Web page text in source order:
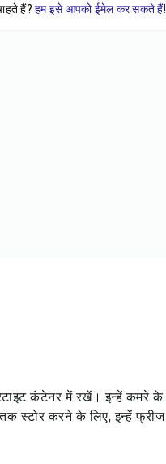
हैं? हम इसे आपको ईमेल कर सकते हैं!
कंटेनर में रखें। इन्हें कमरे के
स्टोर करने के लिए, इन्हें